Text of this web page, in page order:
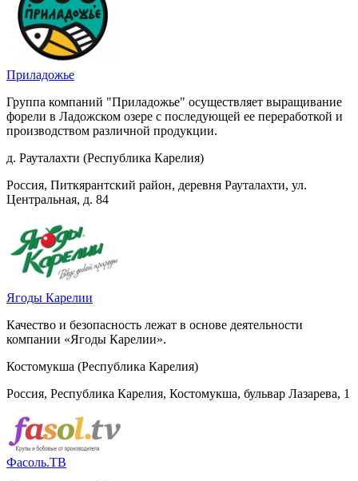
Приладожье
Группа компаний "Приладожье" осуществляет выращивание
форели в Ладожском озере с последующей ее переработкой и
производством различной продукции.
д. Рауталахти (Республика Карелия)
Россия, Питкярантский район, деревня Рауталахти, ул.
Центральная, д. 84
Ягоды Карелии
Качество и безопасность лежат в основе деятельности
компании «Ягоды Карелии».
Костомукша (Республика Карелия)
Россия, Республика Карелия, Костомукша, бульвар Лазарева, 1
Фасоль.ТВ